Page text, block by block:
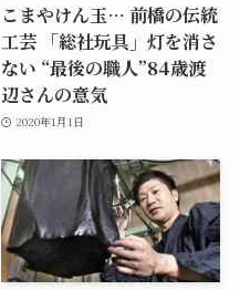
こまやけん玉… 前橋の伝統
工芸 「総社玩具」灯を消さ
ない “最後の職人”84歳渡
辺さんの意気
2020年1月1日